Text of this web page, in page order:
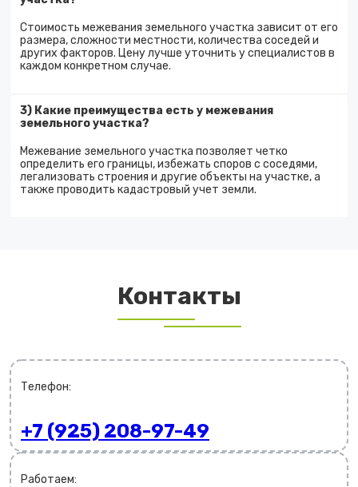
Стоимость межевания земельного участка зависит от его
размера, сложности местности, количества соседей и
других факторов. Цену лучше уточнить у специалистов в
каждом конкретном случае.
3) Какие преимущества есть у межевания
земельного участка?
Межевание земельного участка позволяет четко
определить его границы, избежать споров с соседями,
легализовать строения и другие объекты на участке, а
также проводить кадастровый учет земли.
Контакты
Телефон:
+7 (925) 208-97-49
Работаем: